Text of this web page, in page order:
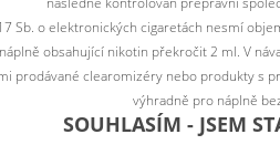
Sb. o elektronických cigaretách nesmí
obsahující nikotin překročit 2 ml. V
prodávané clearomizéry nebo produkty s
výhradně pro náplně
SOUHLASÍM - JSEM